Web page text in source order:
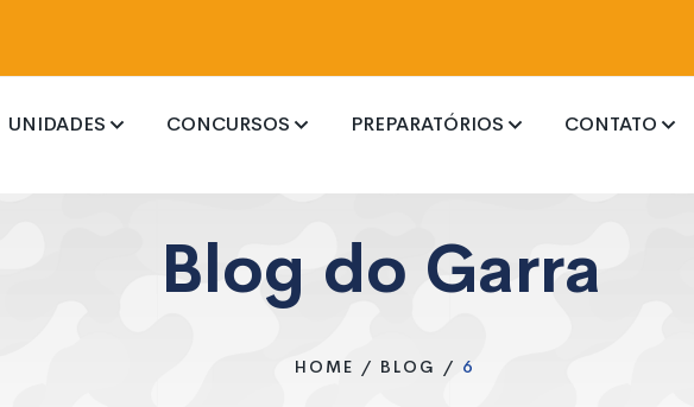
UNIDADES CONCURSOS
IFPR
PREPARATÓRIOS CONTATO
Blog do Garra
HOME / BLOG / 6